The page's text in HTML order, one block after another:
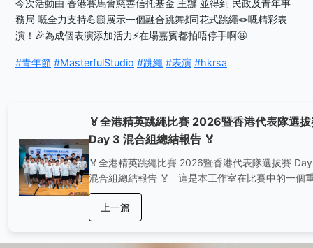
今次活動由 香港賽馬會慈善信托基金 主辦 並得到 民政及青年事
務局 嘅全力支持💪🏻展示一個融合跳舞💃同花式跳繩🪢嘅精彩表
演！🎉為成個表演添加活力⚡️在場嘉賓都拍唔停手啊🤩
#青年節 #MasterfulStudio #跳繩 #表演 #hkrsa
🏅全港精英跳繩比賽 2026暨香港代表隊選
Day 3 混合組總結報告 🏅
🏅全港精英跳繩比賽 2026暨香港代表隊選拔賽
混合組總結報告 🏅 這是本工作室在比賽中的一個
大里程碑，最具經驗豐富的運動員成功在混合組比
取得 總成績第一 的優異成績！🎉 💪💪 而在團體四
交互繩花式比賽、單人繩二人二重跳接力比賽 以及
上一篇